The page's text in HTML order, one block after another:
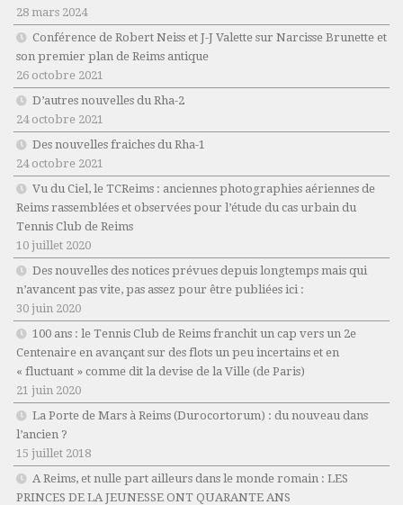
28 mars 2024
Conférence de Robert Neiss et J-J Valette sur Narcisse Brunette et
son premier plan de Reims antique
26 octobre 2021
D’autres nouvelles du Rha-2
24 octobre 2021
Des nouvelles fraiches du Rha-1
24 octobre 2021
Vu du Ciel, le TCReims : anciennes photographies aériennes de
Reims rassemblées et observées pour l’étude du cas urbain du
Tennis Club de Reims
10 juillet 2020
Des nouvelles des notices prévues depuis longtemps mais qui
n’avancent pas vite, pas assez pour être publiées ici :
30 juin 2020
100 ans : le Tennis Club de Reims franchit un cap vers un 2e
Centenaire en avançant sur des flots un peu incertains et en
« fluctuant » comme dit la devise de la Ville (de Paris)
21 juin 2020
La Porte de Mars à Reims (Durocortorum) : du nouveau dans
l’ancien ?
15 juillet 2018
A Reims, et nulle part ailleurs dans le monde romain : LES
PRINCES DE LA JEUNESSE ONT QUARANTE ANS